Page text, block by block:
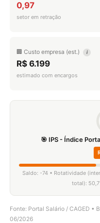
0,97
setor em retração
🏢 Custo empresa (est.) i
R$ 6.199
estimado com encargos
🎯 IPS - Índice
Saldo: -74 • Rotatividade
total):
Fonte: Portal Salário / CAGED •
06/2026